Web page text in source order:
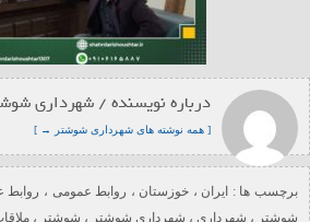
درباره نویسنده / شهرداری
[ همه نوشته های شهرداری شوشتر → ]
برچسب ها : ایران ، خوزستان ، روابط عمومی ،
شوشتر ، شهرداری ، شهرداری شوشتر ، شوشتر ،